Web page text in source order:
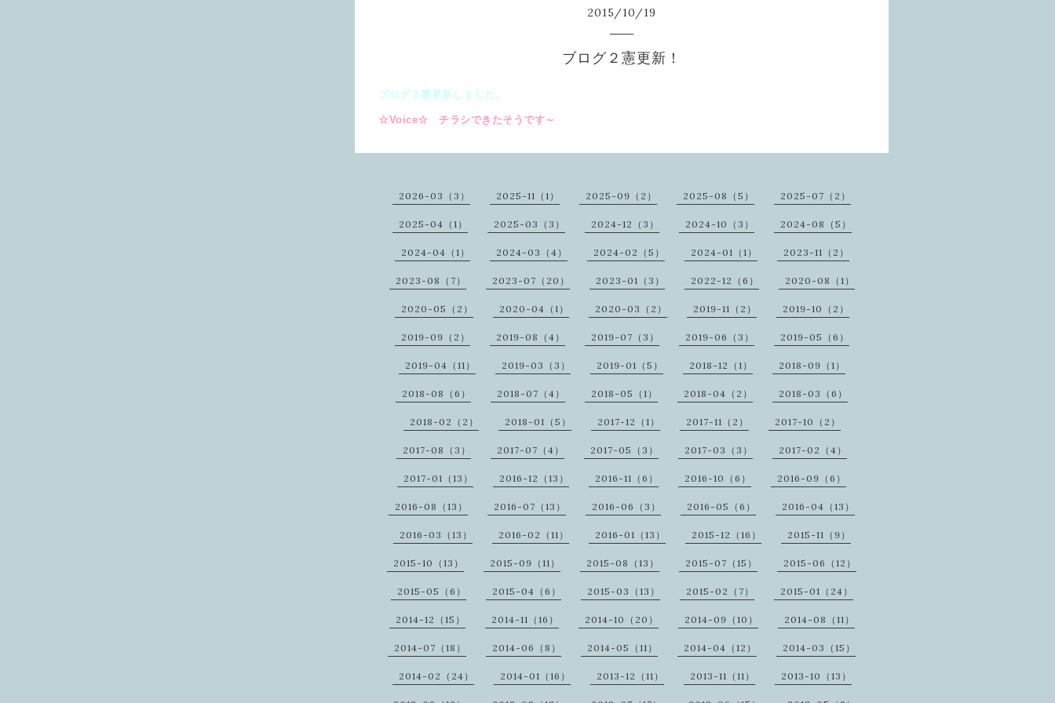
2015/10/19
ブログ２憲更新！
ブログ２憲更新しました。
☆Voice☆ チラシできたそうです～
2026-03（3） 2025-11（1） 2025-09（2） 2025-08（5） 2025-07（2）
2025-04（1） 2025-03（3） 2024-12（3） 2024-10（3） 2024-08（5）
2024-04（1） 2024-03（4） 2024-02（5） 2024-01（1） 2023-11（2）
2023-08（7） 2023-07（20） 2023-01（3） 2022-12（6） 2020-08（1）
2020-05（2） 2020-04（1） 2020-03（2） 2019-11（2） 2019-10（2）
2019-09（2） 2019-08（4） 2019-07（3） 2019-06（3） 2019-05（6）
2019-04（11） 2019-03（3） 2019-01（5） 2018-12（1） 2018-09（1）
2018-08（6） 2018-07（4） 2018-05（1） 2018-04（2） 2018-03（6）
2018-02（2） 2018-01（5） 2017-12（1） 2017-11（2） 2017-10（2）
2017-08（3） 2017-07（4） 2017-05（3） 2017-03（3） 2017-02（4）
2017-01（13） 2016-12（13） 2016-11（6） 2016-10（6） 2016-09（6）
2016-08（13） 2016-07（13） 2016-06（3） 2016-05（6） 2016-04（13）
2016-03（13） 2016-02（11） 2016-01（13） 2015-12（16） 2015-11（9）
2015-10（13） 2015-09（11） 2015-08（13） 2015-07（15） 2015-06（12）
2015-05（6） 2015-04（6） 2015-03（13） 2015-02（7） 2015-01（24）
2014-12（15） 2014-11（16） 2014-10（20） 2014-09（10） 2014-08（11）
2014-07（18） 2014-06（8） 2014-05（11） 2014-04（12） 2014-03（15）
2014-02（24） 2014-01（16） 2013-12（11） 2013-11（11） 2013-10（13）